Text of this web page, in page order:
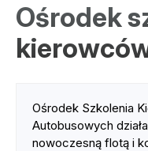
Ośrodek
Ośrodek Szkolenia
Autobusowych
nowoczesną flotą i